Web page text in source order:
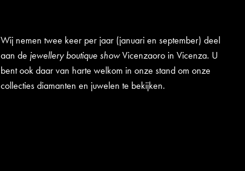
Wij nemen twee keer per jaar (januari en september) deel
aan de jewellery boutique showVicenzaoro in Vicenza. U
bent ook daar van harte welkom in onze stand om onze
collecties diamanten en juwelen te bekijken.